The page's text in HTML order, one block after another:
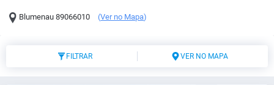
Blumenau 89066010 (Ver no Mapa)
FILTRAR VER NO MAPA